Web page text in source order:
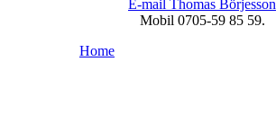
E-mail Thomas Börjesson
Mobil 0705-59 85 59.
Home